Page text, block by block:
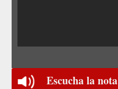
Escucha la nota